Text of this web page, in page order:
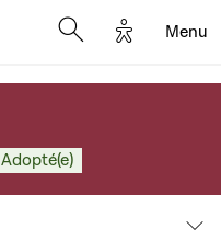
Options
Menu
Adopté(e)